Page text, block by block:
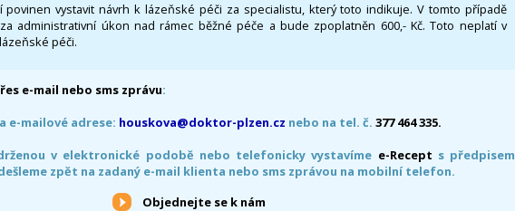
povinen vystavit návrh k lázeňské péči za specialistu, který toto indikuje. V tomto případě
administrativní úkon nad rámec běžné péče a bude zpoplatněn 600,- Kč. Toto neplatí v
péči.
e-mail nebo sms zprávu:
e-mailové adrese: houskova@doktor-plzen.cz nebo na tel. č. 377 464 335.
v elektronické podobě nebo telefonicky vystavíme e-Recept s předpisem
zpět na zadaný e-mail klienta nebo sms zprávou na mobilní telefon.
Objednejte se k nám